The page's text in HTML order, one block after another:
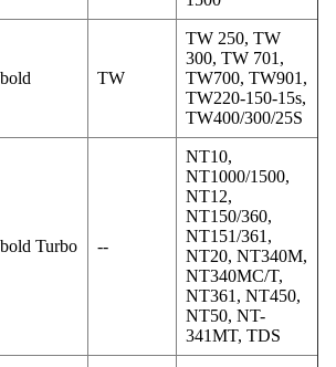
TW
TW 250, TW
300, TW 701,
TW700, TW901,
TW220-150-15s,
TW400/300/25S
Turbo --
NT10,
NT1000/1500,
NT12,
NT150/360,
NT151/361,
NT20, NT340M,
NT340MC/T,
NT361, NT450,
NT50, NT-
341MT, TDS